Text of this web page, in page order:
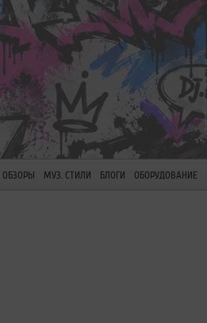
ОБЗОРЫ МУЗ. СТИЛИ БЛОГИ ОБОРУДОВАНИЕ